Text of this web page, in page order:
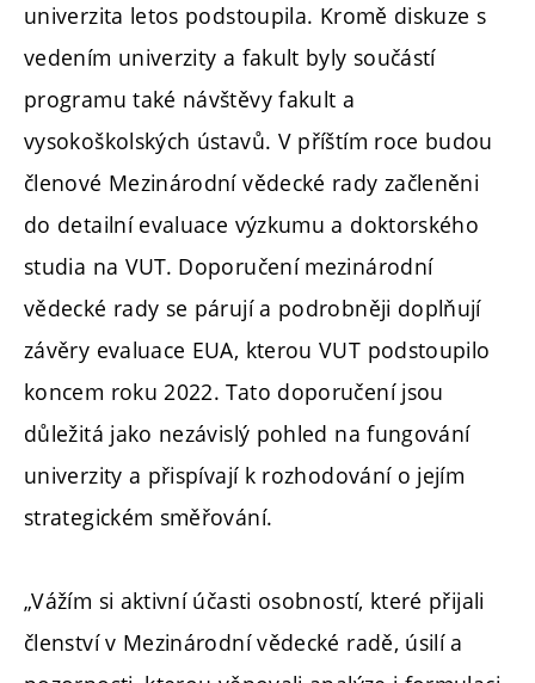
univerzita letos podstoupila. Kromě diskuze s
vedením univerzity a fakult byly součástí
programu také návštěvy fakult a
vysokoškolských ústavů. V příštím roce budou
členové Mezinárodní vědecké rady začleněni
do detailní evaluace výzkumu a doktorského
studia na VUT. Doporučení mezinárodní
vědecké rady se párují a podrobněji doplňují
závěry evaluace EUA, kterou VUT podstoupilo
koncem roku 2022. Tato doporučení jsou
důležitá jako nezávislý pohled na fungování
univerzity a přispívají k rozhodování o jejím
strategickém směřování.
„Vážím si aktivní účasti osobností, které přijali
členství v Mezinárodní vědecké radě, úsilí a